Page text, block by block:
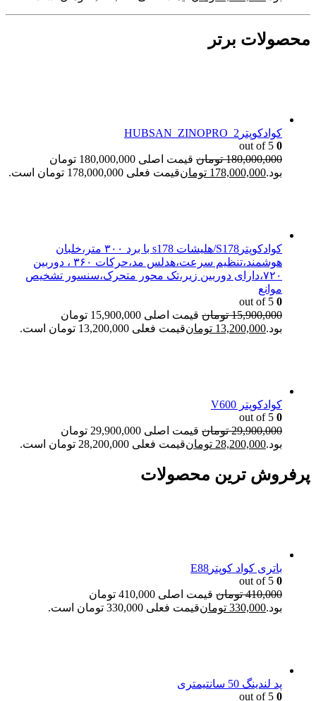
محصولات برتر
کوادکوپترHUBSAN_ZINOPRO_2
0
180,000,000 تومان
قیمت اصلی 180,000,000 تومان
بود.178,000,000 تومانقیمت فعلی 178,000,000 تومان است.
کوادکوپترS178/هلیشات s178 با برد ۳۰۰ متر،خلبان
هوشمند،تنظیم سرعت،هدلس مد،حرکات ۳۶۰ ، دوربین
۷۲۰،دارای دوربین زیر،تک محور متحرک،سنسور تشخیص
موانع
0
15,900,000 تومان
قیمت اصلی 15,900,000 تومان
بود.13,200,000 تومانقیمت فعلی 13,200,000 تومان است.
کوادکوپتر V600
0
29,900,000 تومان
قیمت اصلی 29,900,000 تومان
بود.28,200,000 تومانقیمت فعلی 28,200,000 تومان است.
پرفروش ترین محصولات
باتری کواد کوپترE88
0
410,000 تومان
قیمت اصلی 410,000 تومان
بود.330,000 تومانقیمت فعلی 330,000 تومان است.
پد لندینگ 50 سانتیمتری
0